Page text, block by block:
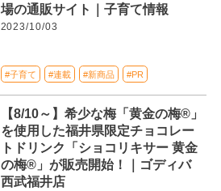
場の通販サイト｜子育て情報
2023/10/03
#子育て #連載 #新商品 #PR
【8/10～】希少な梅「黄金の梅®」
を使用した福井県限定チョコレー
トドリンク「ショコリキサー 黄金
の梅®」が販売開始！｜ゴディバ
西武福井店